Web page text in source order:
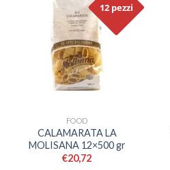
12 pezzi
FOOD
CALAMARATA LA
MOLISANA 12×500 gr
€20,72